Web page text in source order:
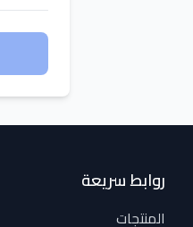
روابط سريعة
المنتجات